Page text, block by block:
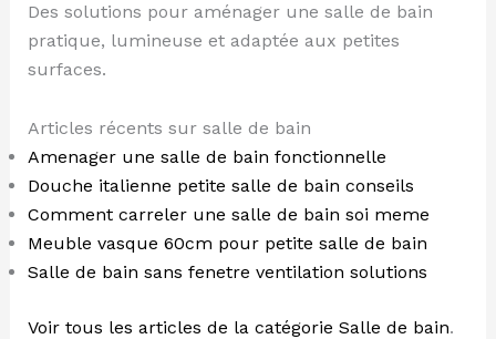
Des solutions pour aménager une salle de bain
pratique, lumineuse et adaptée aux petites
surfaces.
Articles récents sur salle de bain
Amenager une salle de bain fonctionnelle
Douche italienne petite salle de bain conseils
Comment carreler une salle de bain soi meme
Meuble vasque 60cm pour petite salle de bain
Salle de bain sans fenetre ventilation solutions
Voir tous les articles de la catégorie Salle de bain.